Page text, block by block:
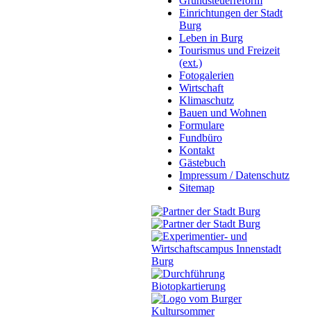
Einrichtungen der Stadt
Burg
Leben in Burg
Tourismus und Freizeit
(ext.)
Fotogalerien
Wirtschaft
Klimaschutz
Bauen und Wohnen
Formulare
Fundbüro
Kontakt
Gästebuch
Impressum / Datenschutz
Sitemap